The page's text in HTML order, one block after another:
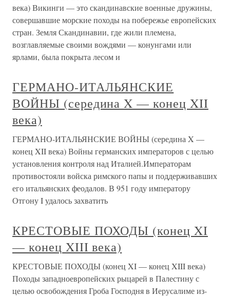
века) Викинги — это скандинавские военные дружины,
совершавшие морские походы на побережье европейских
стран. Земля Скандинавии, где жили племена,
возглавляемые своими вождями — конунгами или
ярлами, была покрыта лесом и
ГЕРМАНО-ИТАЛЬЯНСКИЕ
ВОЙНЫ (середина X — конец XII
века)
ГЕРМАНО-ИТАЛЬЯНСКИЕ ВОЙНЫ (середина X —
конец XII века) Войны германских императоров с целью
установления контроля над Италией.Императорам
противостояли войска римского папы и поддерживавших
его итальянских феодалов. В 951 году императору
Отгону I удалось захватить
КРЕСТОВЫЕ ПОХОДЫ (конец XI
— конец XIII века)
КРЕСТОВЫЕ ПОХОДЫ (конец XI — конец XIII века)
Походы западноевропейских рыцарей в Палестину с
целью освобождения Гроба Господня в Иерусалиме из-